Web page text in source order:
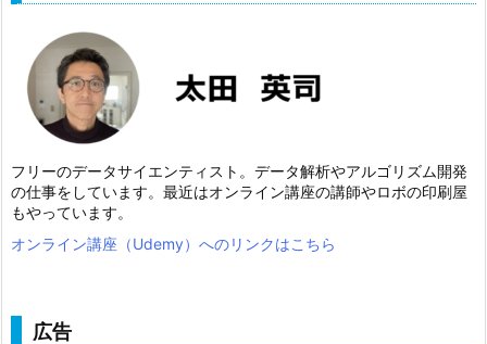
フリーのデータサイエンティスト。データ解析やアルゴリズム開発
の仕事をしています。最近はオンライン講座の講師やロボの印刷屋
もやっています。
オンライン講座（Udemy）へのリンクはこちら
広告